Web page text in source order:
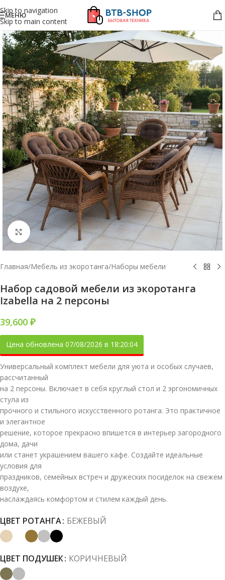
Skip to navigation
Skip to main content
МЕНЮ
Увеличить
Главная/Мебель из экоротанга/Наборы мебели
Набор садовой мебели из экоротанга
Izabella на 2 персоны
39,600 ₽
Цена обновлена 07/08/2026 в 18:20:04
Универсальный комплект мебели для уюта и особых случаев,
рассчитанный
на 2 персоны. Включает в себя круглый стол и 2 эргономичных
стула из
прочного и стильного искусственного ротанга. Это практичное
и элегантное
решение, которое прекрасно впишется в интерьер загородного
дома, дачи
или станет украшением вашего кафе. Создайте идеальные
условия для
праздников, семейных встреч и дружеских посиделок на свежем
воздухе,
наслаждаясь комфортом и стилем каждый день.
ЦВЕТ РОТАНГА БЕЖЕВЫЙ
ЦВЕТ ПОДУШЕК КОРИЧНЕВЫЙ